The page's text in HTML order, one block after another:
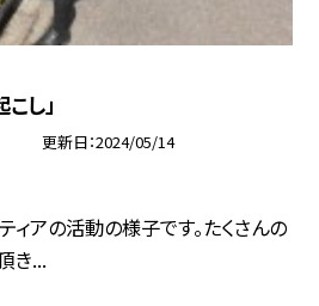
し」
更新日 2024/05/14
ィアの活動の様子です。たくさんの
き...